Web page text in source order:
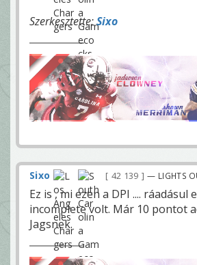
Szerkesztette:Sixo
Sixo 42 139 — LIGHTS
Ez is , mi ezen a DPI .... ráadásul
incomplete volt. Már 10 pontot
Jagsnek.